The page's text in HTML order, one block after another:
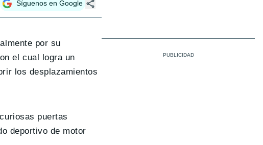
Síguenos en Google
por su
el cual logra un
los desplazamientos
puertas
deportivo de motor